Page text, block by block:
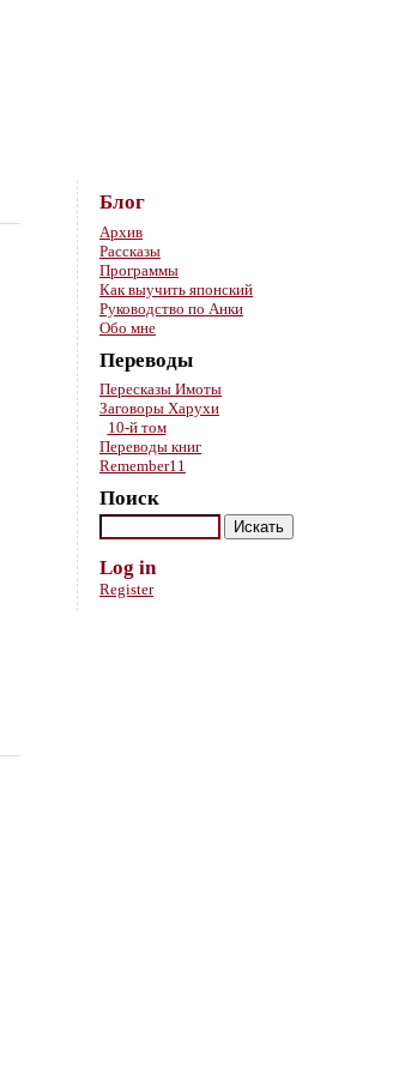
Блог
Архив
Рассказы
Программы
Как выучить японский
Руководство по Анки
Обо мне
Переводы
Пересказы Имоты
Заговоры Харухи
10-й том
Переводы книг
Remember11
Поиск
Log in
Register